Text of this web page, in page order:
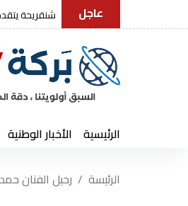
عاجل رئيس
الرئيسية الأخبار الوطنية
الرئيسة
رحيل الفنان